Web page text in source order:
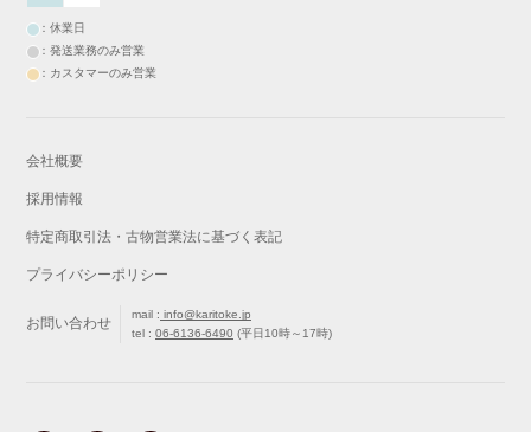
：休業日
：発送業務のみ営業
：カスタマーのみ営業
会社概要
採用情報
特定商取引法・古物営業法に基づく表記
プライバシーポリシー
お問い合わせ
mail : info@karitoke.jp
tel :06-6136-6490 (平日10時～17時)